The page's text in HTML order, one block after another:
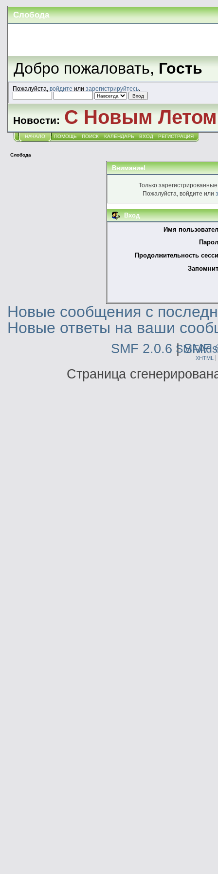
Слобода
Добро пожаловать,Гость
Пожалуйста, войдите или зарегистрируйтесь.
Новости: С Новым
НАЧАЛО ПОМОЩЬ ПОИСК КАЛЕНДАРЬ ВХОД РЕГИСТРАЦИЯ
Слобода
Внимание!
Только
Пожалуйста, войдите или
Вход
Имя
Продолжительность
Новые сообщения с
Новые ответы на ваши
SMF 2.0.6 |SMF
SMFAds
XHTML
Страница